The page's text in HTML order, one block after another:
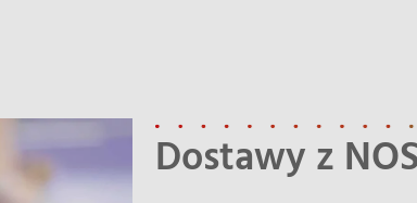
Dostawy z